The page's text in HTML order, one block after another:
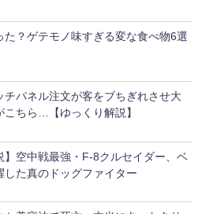
た？ゲテモノ味すぎる変な食べ物6選
チパネル注文が客をブちぎれさせ大
こちら…【ゆっくり解説】
】空中戦最強・F-8クルセイダー、ベ
した真のドッグファイター